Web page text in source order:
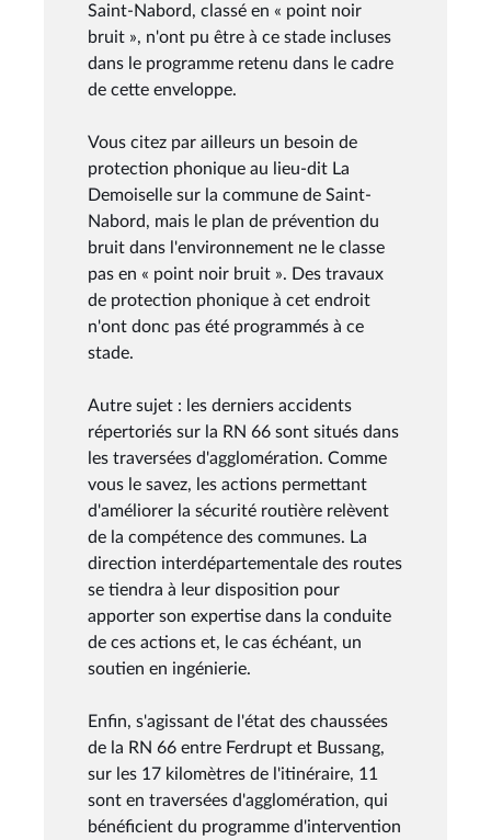
Saint-Nabord, classé en « point noir
bruit », n'ont pu être à ce stade incluses
dans le programme retenu dans le cadre
de cette enveloppe.
Vous citez par ailleurs un besoin de
protection phonique au lieu-dit La
Demoiselle sur la commune de Saint-
Nabord, mais le plan de prévention du
bruit dans l'environnement ne le classe
pas en « point noir bruit ». Des travaux
de protection phonique à cet endroit
n'ont donc pas été programmés à ce
stade.
Autre sujet : les derniers accidents
répertoriés sur la RN 66 sont situés dans
les traversées d'agglomération. Comme
vous le savez, les actions permettant
d'améliorer la sécurité routière relèvent
de la compétence des communes. La
direction interdépartementale des routes
se tiendra à leur disposition pour
apporter son expertise dans la conduite
de ces actions et, le cas échéant, un
soutien en ingénierie.
Enfin, s'agissant de l'état des chaussées
de la RN 66 entre Ferdrupt et Bussang,
sur les 17 kilomètres de l'itinéraire, 11
sont en traversées d'agglomération, qui
bénéficient du programme d'intervention